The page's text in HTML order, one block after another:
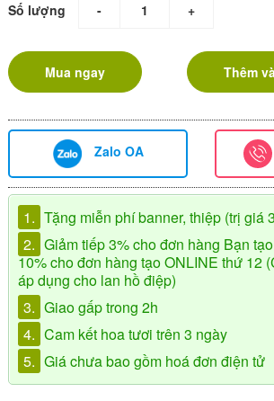
Số lượng - +
Mua ngay Thêm
Zalo OA
1. Tặng miễn phí banner, thiệp (trị giá
2. Giảm tiếp 3% cho đơn hàng Bạn
10% cho đơn hàng tạo ONLINE thứ 12
áp dụng cho lan hồ điệp)
3. Giao gấp trong 2h
4. Cam kết hoa tươi trên 3 ngày
5. Giá chưa bao gồm hoá đơn điện tử